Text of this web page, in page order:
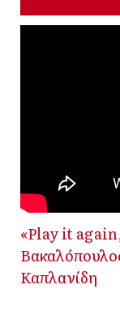
«Play it
Καπλανίδη